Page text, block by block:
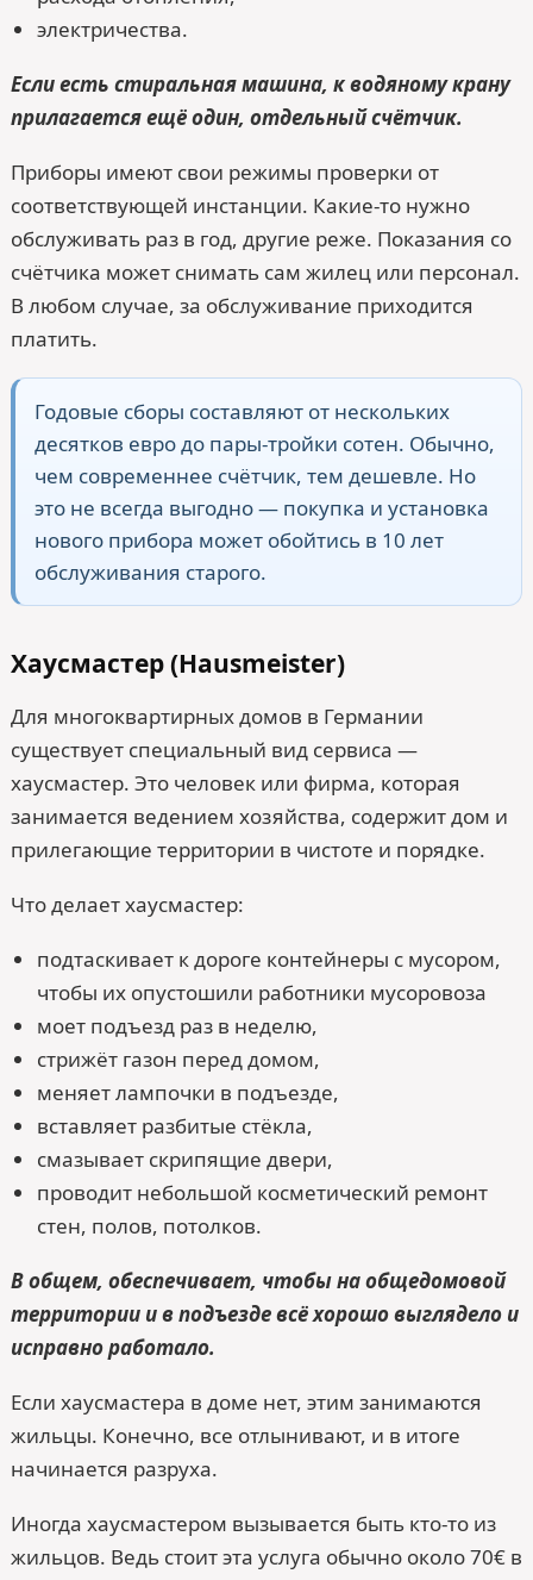
электричества.
Если есть стиральная машина, к водяному крану
прилагается ещё один, отдельный счётчик.
Приборы имеют свои режимы проверки от
соответствующей инстанции. Какие-то нужно
обслуживать раз в год, другие реже. Показания со
счётчика может снимать сам жилец или персонал.
В любом случае, за обслуживание приходится
платить.
Годовые сборы составляют от нескольких
десятков евро до пары-тройки сотен. Обычно,
чем современнее счётчик, тем дешевле. Но
это не всегда выгодно — покупка и установка
нового прибора может обойтись в 10 лет
обслуживания старого.
Хаусмастер (Hausmeister)
Для многоквартирных домов в Германии
существует специальный вид сервиса —
хаусмастер. Это человек или фирма, которая
занимается ведением хозяйства, содержит дом и
прилегающие территории в чистоте и порядке.
Что делает хаусмастер:
подтаскивает к дороге контейнеры с мусором,
чтобы их опустошили работники мусоровоза
моет подъезд раз в неделю,
стрижёт газон перед домом,
меняет лампочки в подъезде,
вставляет разбитые стёкла,
смазывает скрипящие двери,
проводит небольшой косметический ремонт
стен, полов, потолков.
В общем, обеспечивает, чтобы на общедомовой
территории и в подъезде всё хорошо выглядело и
исправно работало.
Если хаусмастера в доме нет, этим занимаются
жильцы. Конечно, все отлынивают, и в итоге
начинается разруха.
Иногда хаусмастером вызывается быть кто-то из
жильцов. Ведь стоит эта услуга обычно около 70€ в